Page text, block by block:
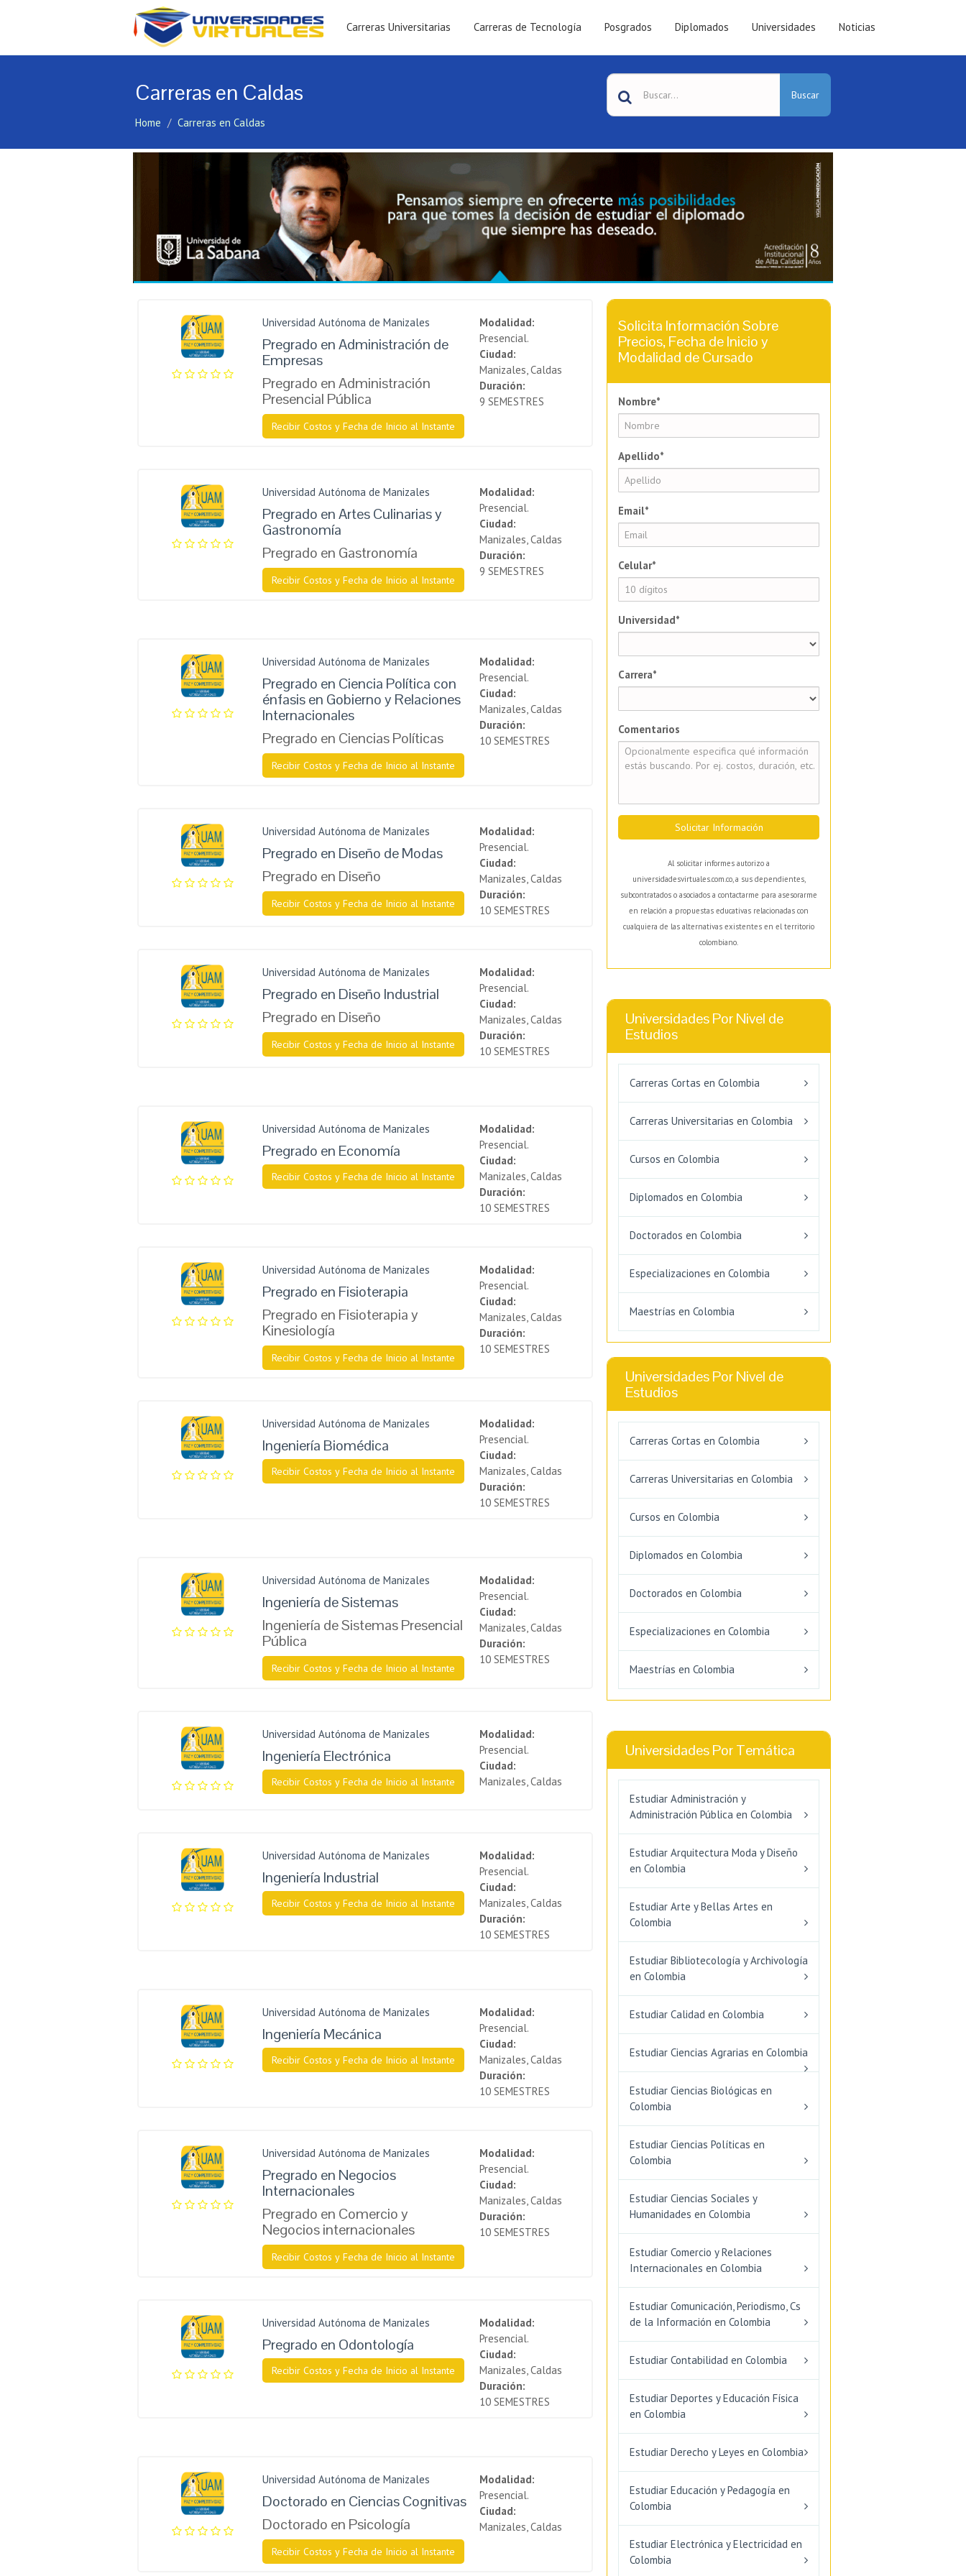
Carreras Universitarias Carreras de Tecnología Posgrados Diplomados Universidades Noticias
Carreras en Caldas
Home Carreras en Caldas
Buscar
Universidad Autónoma de Manizales
Pregrado en Administración de
Empresas
Pregrado en Administración
Presencial Pública
Recibir Costos y Fecha de Inicio al Instante
Modalidad:
Presencial.
Ciudad:
Manizales, Caldas
Duración:
9 SEMESTRES
Universidad Autónoma de Manizales
Pregrado en Artes Culinarias y
Gastronomía
Pregrado en Gastronomía
Recibir Costos y Fecha de Inicio al Instante
Modalidad:
Presencial.
Ciudad:
Manizales, Caldas
Duración:
9 SEMESTRES
Universidad Autónoma de Manizales
Pregrado en Ciencia Política con
énfasis en Gobierno y Relaciones
Internacionales
Pregrado en Ciencias Políticas
Recibir Costos y Fecha de Inicio al Instante
Modalidad:
Presencial.
Ciudad:
Manizales, Caldas
Duración:
10 SEMESTRES
Universidad Autónoma de Manizales
Pregrado en Diseño de Modas
Pregrado en Diseño
Recibir Costos y Fecha de Inicio al Instante
Modalidad:
Presencial.
Ciudad:
Manizales, Caldas
Duración:
10 SEMESTRES
Universidad Autónoma de Manizales
Pregrado en Diseño Industrial
Pregrado en Diseño
Recibir Costos y Fecha de Inicio al Instante
Modalidad:
Presencial.
Ciudad:
Manizales, Caldas
Duración:
10 SEMESTRES
Universidad Autónoma de Manizales
Pregrado en Economía
Recibir Costos y Fecha de Inicio al Instante
Modalidad:
Presencial.
Ciudad:
Manizales, Caldas
Duración:
10 SEMESTRES
Universidad Autónoma de Manizales
Pregrado en Fisioterapia
Pregrado en Fisioterapia y
Kinesiología
Recibir Costos y Fecha de Inicio al Instante
Modalidad:
Presencial.
Ciudad:
Manizales, Caldas
Duración:
10 SEMESTRES
Universidad Autónoma de Manizales
Ingeniería Biomédica
Recibir Costos y Fecha de Inicio al Instante
Modalidad:
Presencial.
Ciudad:
Manizales, Caldas
Duración:
10 SEMESTRES
Universidad Autónoma de Manizales
Ingeniería de Sistemas
Ingeniería de Sistemas Presencial
Pública
Recibir Costos y Fecha de Inicio al Instante
Modalidad:
Presencial.
Ciudad:
Manizales, Caldas
Duración:
10 SEMESTRES
Universidad Autónoma de Manizales
Ingeniería Electrónica
Recibir Costos y Fecha de Inicio al Instante
Modalidad:
Presencial.
Ciudad:
Manizales, Caldas
Universidad Autónoma de Manizales
Ingeniería Industrial
Recibir Costos y Fecha de Inicio al Instante
Modalidad:
Presencial.
Ciudad:
Manizales, Caldas
Duración:
10 SEMESTRES
Universidad Autónoma de Manizales
Ingeniería Mecánica
Recibir Costos y Fecha de Inicio al Instante
Modalidad:
Presencial.
Ciudad:
Manizales, Caldas
Duración:
10 SEMESTRES
Universidad Autónoma de Manizales
Pregrado en Negocios
Internacionales
Pregrado en Comercio y
Negocios internacionales
Recibir Costos y Fecha de Inicio al Instante
Modalidad:
Presencial.
Ciudad:
Manizales, Caldas
Duración:
10 SEMESTRES
Universidad Autónoma de Manizales
Pregrado en Odontología
Recibir Costos y Fecha de Inicio al Instante
Modalidad:
Presencial.
Ciudad:
Manizales, Caldas
Duración:
10 SEMESTRES
Universidad Autónoma de Manizales
Doctorado en Ciencias Cognitivas
Doctorado en Psicología
Recibir Costos y Fecha de Inicio al Instante
Modalidad:
Presencial.
Ciudad:
Manizales, Caldas
Solicita Información Sobre
Precios, Fecha de Inicio y
Modalidad de Cursado
Nombre*
Apellido*
Email*
Celular*
Universidad*
Carrera*
Comentarios
Solicitar Información
Al solicitar informes autorizo a
universidadesvirtuales.com.co, a sus dependientes,
subcontratados o asociados a contactarme para asesorarme
en relación a propuestas educativas relacionadas con
cualquiera de las alternativas existentes en el territorio
colombiano.
Universidades Por Nivel de
Estudios
Carreras Cortas en Colombia
Carreras Universitarias en Colombia
Cursos en Colombia
Diplomados en Colombia
Doctorados en Colombia
Especializaciones en Colombia
Maestrías en Colombia
Universidades Por Nivel de
Estudios
Carreras Cortas en Colombia
Carreras Universitarias en Colombia
Cursos en Colombia
Diplomados en Colombia
Doctorados en Colombia
Especializaciones en Colombia
Maestrías en Colombia
Universidades Por Temática
Estudiar Administración y
Administración Pública en Colombia
Estudiar Arquitectura Moda y Diseño
en Colombia
Estudiar Arte y Bellas Artes en
Colombia
Estudiar Bibliotecología y Archivología
en Colombia
Estudiar Calidad en Colombia
Estudiar Ciencias Agrarias en Colombia
Estudiar Ciencias Biológicas en
Colombia
Estudiar Ciencias Políticas en
Colombia
Estudiar Ciencias Sociales y
Humanidades en Colombia
Estudiar Comercio y Relaciones
Internacionales en Colombia
Estudiar Comunicación, Periodismo, Cs
de la Información en Colombia
Estudiar Contabilidad en Colombia
Estudiar Deportes y Educación Física
en Colombia
Estudiar Derecho y Leyes en Colombia
Estudiar Educación y Pedagogía en
Colombia
Estudiar Electrónica y Electricidad en
Colombia